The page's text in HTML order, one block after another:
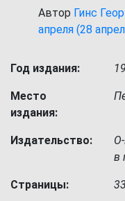
Автор Гинс
апреля (28
Год издания:
Место
издания:
Издательство:
в
Страницы: